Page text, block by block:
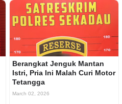
Berangkat Jenguk Mantan
Istri, Pria Ini Malah Curi Motor
Tetangga
March 02, 2026